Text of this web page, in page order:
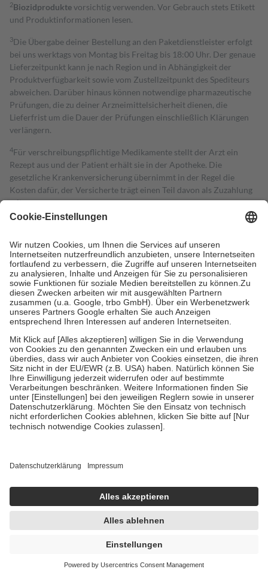
2Biozidproduktevorsichtig verwenden. Vor Gebrauch stets Etikett
und Produktinformationen lesen.
3Die Übergabe deiner Bestellung an den Paketdienstleister erfolgt
bei uns werktags von Montag bis Freitag bis 18:00 Uhr. Der genaue
Lieferzeitpunkt kann je nach Region und in Abhängigkeit der
Produktverfügbarkeit sowie vom Zustellzeitpunkt des Spediteurs
abweichen. Darüber hinaus können notwendige pharmazeutische
Prüfungen, die zu deiner Arzneimittelsicherheit dienen, die
Lieferfrist um die Dauer der Prüfungen einschließlich Klärungen
verlängern.
4Für verschreibungspflichtige Medikamente stellt der Arzt ein
Rezept aus und der Patient erhält sie in der Apotheke. Die
gesetzliche Krankenversicherung übernimmt in der Regel die
Kosten dafür, der Versicherte trägt einen Teil davon als Zuzahlung
mit.
Grundsätzlich leisten Mitglieder Zuzahlungen in Höhe von zehn
höchstens zehn Euro.
Es sind jedoch nie mehr als die tatsächlichen
Kosten der Leistung zu entrichten.
Diese Regeln gelten grundsätzlich auch für Online-Apotheken.
Bei Heilmitteln und häuslicher Krankenpflege beträgt die
Zuzahlung zehn Prozent der Kosten sowie zehn Euro je
Verordnung.
Um das Engagement der Versicherten für ihre eigene Gesundheit zu
stärken und die besondere Stellung der Familie zu unterstützen,
fallenkeine Zuzahlungenan bei:
• Kindern und Jugendlichen bis zum vollendeten 18. Lebensjahr
mit Ausnahme der Fahrkosten
• Untersuchungen zur Vorsorge und Früherkennung, die von der
GKV getragen werden
• empfohlenen Schutzimpfungen
• Harn- und Blutteststreifen
getroffen, um sicherzustellen, dass es sich um echte Bewertungen
https://help.etrusted.com/hc/de/articles/4419944605341
Einige Bilder und Inhalte wurden unter Zuhilfenahme künstlicher